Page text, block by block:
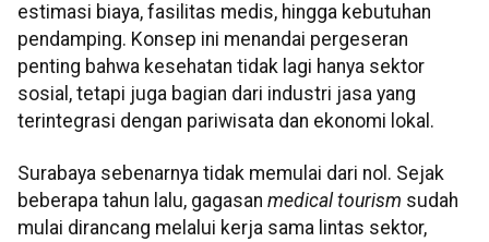
estimasi biaya, fasilitas medis, hingga kebutuhan
pendamping. Konsep ini menandai pergeseran
penting bahwa kesehatan tidak lagi hanya sektor
sosial, tetapi juga bagian dari industri jasa yang
terintegrasi dengan pariwisata dan ekonomi lokal.
Surabaya sebenarnya tidak memulai dari nol. Sejak
beberapa tahun lalu, gagasan medical tourism sudah
mulai dirancang melalui kerja sama lintas sektor,